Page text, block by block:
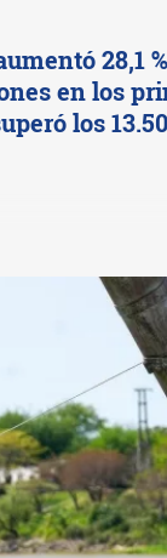
28,1
en los
los